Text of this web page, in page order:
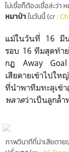
ไม่เชื่อก็ต้องเชื่อล่ะว่า
หมาป่าในวันนี้ (cr :
แม้ในวันที่ 16 มีน
รอบ 16 ทีมสุดท้าย
กฏ Away Goal
เสียดายเข้าไปให
ที่นำพาทีมทะลุเข้
พลาดว่าเป็นลูกล้ำ
ภาพวินาทีที่น่าเสียดาย